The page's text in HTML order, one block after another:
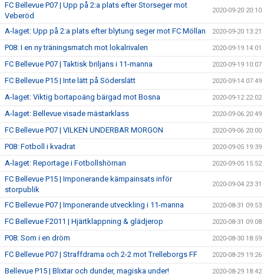
FC Bellevue P07 | Upp på 2:a plats efter Storseger mot
Veberöd
2020-09-20 20:10
A-laget: Upp på 2:a plats efter blytung seger mot FC Möllan 2020-09-20 13:21
P08: I en ny träningsmatch mot lokalrivalen 2020-09-19 14:01
FC Bellevue P07 | Taktisk briljans i 11-manna 2020-09-19 10:07
FC Bellevue P15 | Inte lätt på Söderslätt 2020-09-14 07:49
A-laget: Viktig bortapoäng bärgad mot Bosna 2020-09-12 22:02
A-laget: Bellevue visade mästarklass 2020-09-06 20:49
FC Bellevue P07 | VILKEN UNDERBAR MORGON 2020-09-06 20:00
P08: Fotboll i kvadrat 2020-09-05 19:39
A-laget: Reportage i Fotbollshörnan 2020-09-05 15:52
FC Bellevue P15 | Imponerande kämpainsats inför
storpublik
2020-09-04 23:31
FC Bellevue P07 | Imponerande utveckling i 11-manna 2020-08-31 09:53
FC Bellevue F2011 | Hjärtklappning & glädjerop 2020-08-31 09:08
P08: Som i en dröm 2020-08-30 18:59
FC Bellevue P07 | Straffdrama och 2-2 mot Trelleborgs FF 2020-08-29 19:26
Bellevue P15 | Blixtar och dunder, magiska under! 2020-08-29 18:42